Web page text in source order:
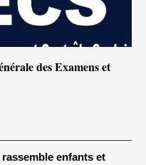
des Examens et
enfants et